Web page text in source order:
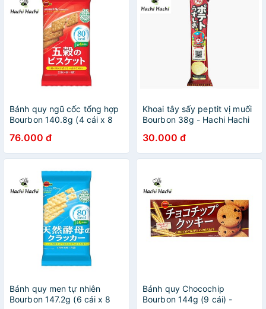
Bánh quy ngũ cốc tổng hợp
Bourbon 140.8g (4 cái x 8
Shop
76.000 đ
Khoai tây sấy peptit vị muối
Bourbon 38g - Hachi Hachi
30.000 đ
Bánh quy men tự nhiên
Bourbon 147.2g (6 cái x 8
Bánh quy Chocochip
Bourbon 144g (9 cái) -